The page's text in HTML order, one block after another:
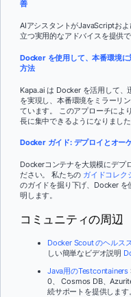
善
AIアシスタントがJavaScriptお
立つ実用的なアドバイスを提供
Docker を使用して、本番環境
方法
Kapa.ai は Docker を活用して、
を実現し、本番環境をミラーリ
ています。 このアプローチによ
長に集中できるようになりました
Docker ガイド: デプロイとオー
Dockerコンテナを大規模にデプ
ださい。 私たちの ガイドコレク
のガイドを掘り下げ、Docker
明します。
コミュニティの周辺
Docker Scout のヘルス
しい簡単なビデオ説明
Java用のTestcontainers
0、 Cosmos DB、
続サポートを提供します。